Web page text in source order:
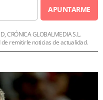
APUNTARME
CRÓNICA GLOBALMEDIA S.L.
remitirle noticias de actualidad.